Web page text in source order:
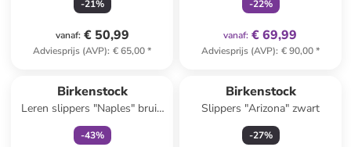
-21%
vanaf: € 50,99
Adviesprijs (AVP): € 65,00*
-22%
vanaf: € 69,99
Adviesprijs (AVP): € 90,00*
Birkenstock
Leren slippers "Naples" bruin
- wijdte S
-43%
Birkenstock
Slippers "Arizona" zwart
-27%